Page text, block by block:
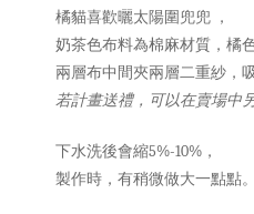
橘貓喜歡曬太陽圍兜兜 ，
奶茶色布料為棉麻材質，橘
兩層布中間夾兩層二重紗，
若計畫送禮，可以在賣場中
下水洗後會縮5%-10%，
製作時，有稍微做大一點點。